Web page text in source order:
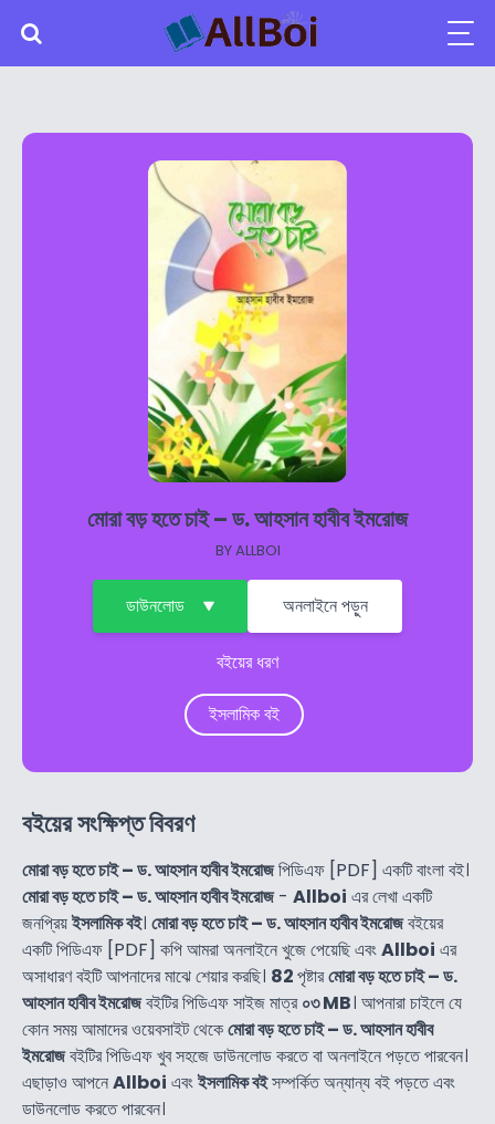
মোরা বড় হতে চাই – ড. আহসান হাবীব ইমরোজ
BYALLBOI
ডাউনলোড অনলাইনে পড়ুন
বইয়ের ধরণ
ইসলামিক বই
বইয়ের সংক্ষিপ্ত বিবরণ
মোরা বড় হতে চাই – ড. আহসান হাবীব ইমরোজপিডিএফ [PDF] একটি বাংলা বই।
মোরা বড় হতে চাই – ড. আহসান হাবীব ইমরোজ- Allboi এর লেখা একটি
জনপ্রিয়ইসলামিক বই। মোরা বড় হতে চাই – ড. আহসান হাবীব ইমরোজবইয়ের
একটি পিডিএফ [PDF] কপি আমরা অনলাইনে খুজে পেয়েছি এবংAllboi এর
অসাধারণ বইটি আপনাদের মাঝে শেয়ার করছি। 82পৃষ্টারমোরা বড় হতে চাই – ড.
আহসান হাবীব ইমরোজবইটির পিডিএফ সাইজ মাত্র০৩ MB। আপনারা চাইলে যে
কোন সময় আমাদের ওয়েবসাইট থেকেমোরা বড় হতে চাই – ড. আহসান হাবীব
ইমরোজবইটির পিডিএফ খুব সহজে ডাউনলোড করতে বা অনলাইনে পড়তে পারবেন।
এছাড়াও আপনেAllboi এবংইসলামিক বইসম্পর্কিত অন্যান্য বই পড়তে এবং
ডাউনলোড করতে পারবেন।